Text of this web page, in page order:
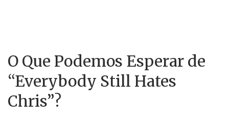
O Que Podemos Esperar de
“Everybody Still Hates
Chris”?